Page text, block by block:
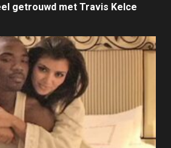
getrouwd met Travis Kelce